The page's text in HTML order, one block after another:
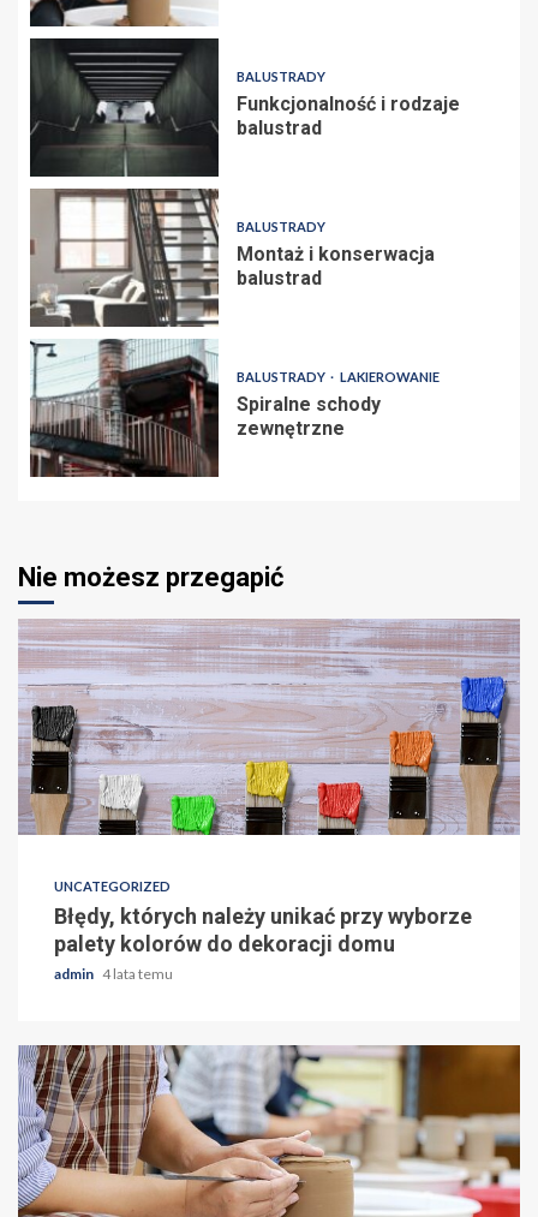
BALUSTRADY
Funkcjonalność i rodzaje
balustrad
BALUSTRADY
Montaż i konserwacja
balustrad
BALUSTRADY LAKIEROWANIE
Spiralne schody
zewnętrzne
Nie możesz przegapić
UNCATEGORIZED
Błędy, których należy unikać przy wyborze
palety kolorów do dekoracji domu
admin 4 lata temu